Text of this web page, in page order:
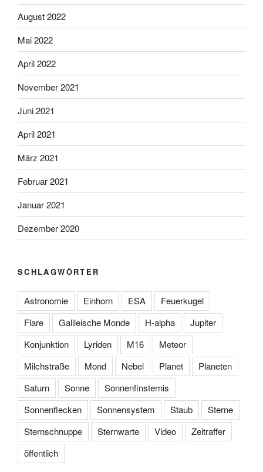
August 2022
Mai 2022
April 2022
November 2021
Juni 2021
April 2021
März 2021
Februar 2021
Januar 2021
Dezember 2020
SCHLAGWÖRTER
Astronomie Einhorn ESA
Feuerkugel
Flare
Galileische Monde H-alpha
Jupiter
Konjunktion
Lyriden M16
Meteor
Milchstraße
Mond Nebel Planet
Planeten
Saturn
Sonne
Sonnenfinsternis
Sonnenflecken
Sonnensystem Staub
Sterne
Sternschnuppe
Sternwarte Video
Zeitraffer
öffentlich